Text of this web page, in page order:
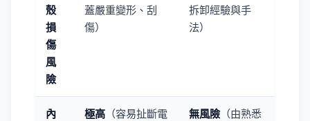
殼
損
傷
風
險
蓋嚴重變形、刮
傷）
拆卸經驗與手
法）
內
極高 （容易扯斷電
無風險（由熟悉